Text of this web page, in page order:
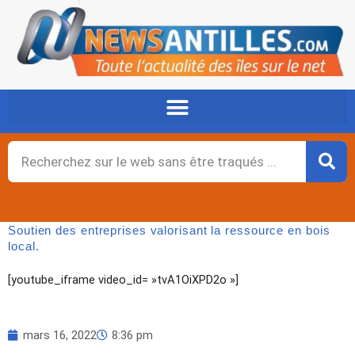
contenu
Rechercher
Soutien des entreprises valorisant la ressource en bois
local.
[youtube_iframe video_id= »tvA1OiXPD2o »]
mars 16, 2022 8:36 pm